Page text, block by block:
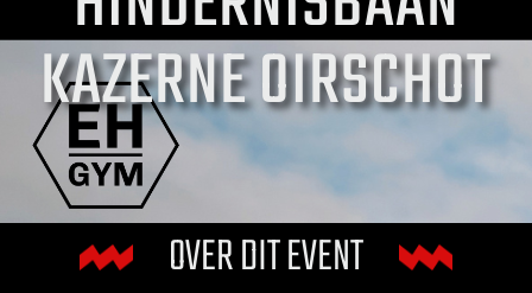
KAZERNE OIRSCHOT
OVER DIT EVENT